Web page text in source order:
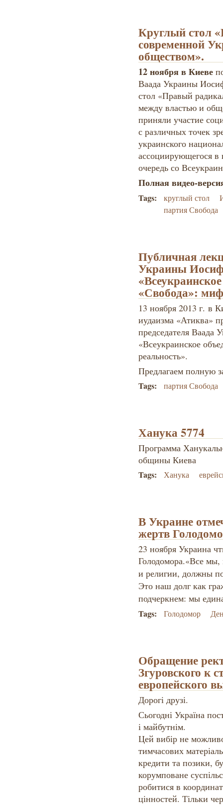
Круглый стол
современной
обществом».
12 ноября в Киеве
Ваада Украины
стол «Правый
между властью и
приняли участие
с различных точек
украинского
ассоциирующегося в
очередь со
Полная видео-
Tags: круглый стол
партия Свобода
Публичная
Украины
«Свобода»:
13 ноября 2013 г. в
иудаизма «Атиква»
председателя Ваада
«Всеукраинское
реальность».
Предлагаем полную
Tags: партия Свобода
Ханука 5774
Программа
общины Киева
Tags: Ханука
В Украине
жертв
23 ноября Украина
Голодомора.«Все мы,
и религии, должны
Это наш долг как
подчеркнем: мы
Tags: Голодомор
Обращение
Згуровского к
европейского
Дорогі друзі.
Сьогодні Україна
і майбутнім.
Цей вибір не
тимчасових
кредити та позики,
корумповане
робитися в
цінностей. Тільки